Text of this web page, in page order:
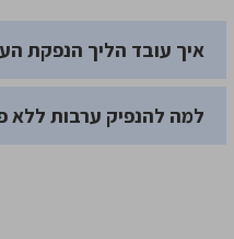
איך עובד הליך הנפקת
למה להנפיק ערבות ללא